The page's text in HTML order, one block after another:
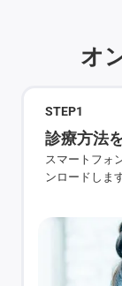
オ
STEP1
診療方法
スマートフォ
ンロードします